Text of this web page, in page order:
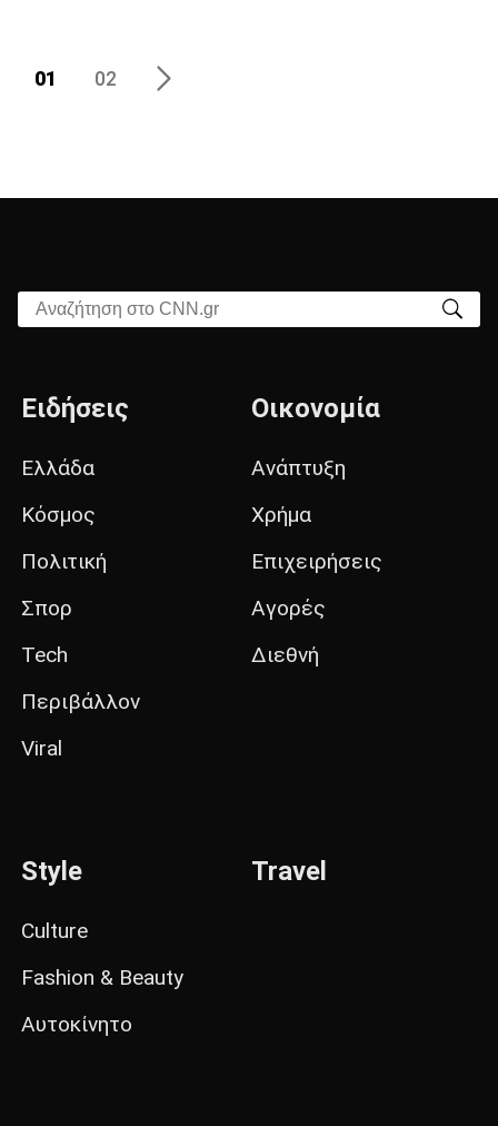
01 02
Αναζήτηση στο CNN.gr
Ειδήσεις
Ελλάδα
Κόσμος
Πολιτική
Σπορ
Tech
Περιβάλλον
Viral
Οικονομία
Ανάπτυξη
Χρήμα
Επιχειρήσεις
Αγορές
Διεθνή
Style
Culture
Fashion & Beauty
Αυτοκίνητο
Travel